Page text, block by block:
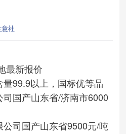
社
最新报价
99.9以上，国标优等品
国产山东省/济南市6000
司国产山东省9500元/吨